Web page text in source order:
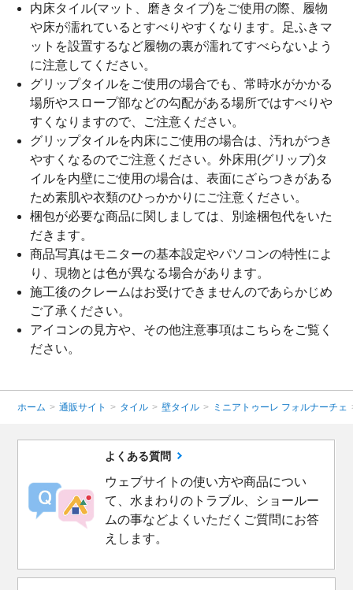
内床タイル(マット、磨きタイプ)をご使用の際、履物
や床が濡れているとすべりやすくなります。足ふきマ
ットを設置するなど履物の裏が濡れてすべらないよう
に注意してください。
グリップタイルをご使用の場合でも、常時水がかかる
場所やスロープ部などの勾配がある場所ではすべりや
すくなりますので、ご注意ください。
グリップタイルを内床にご使用の場合は、汚れがつき
やすくなるのでご注意ください。外床用(グリップ)タ
イルを内壁にご使用の場合は、表面にざらつきがある
ため素肌や衣類のひっかかりにご注意ください。
梱包が必要な商品に関しましては、別途梱包代をいた
だきます。
商品写真はモニターの基本設定やパソコンの特性によ
り、現物とは色が異なる場合があります。
施工後のクレームはお受けできませんのであらかじめ
ご了承ください。
アイコンの見方や、その他注意事項はこちら をご覧く
ださい。
ホーム > 通販サイト > タイル > 壁タイル > ミニアトゥーレ フォルナーチェ
よくある質問
ウェブサイトの使い方や商品につい
て、水まわりのトラブル、ショールー
ムの事などよくいただくご質問にお答
えします。